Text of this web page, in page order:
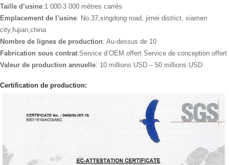
Taille d’usine:1 000-3 000 mètres carrés
Emplacement de l’usine: No.37,xingdong road, jimei district, xiamen
city,fujian,china
Nombre de lignes de production: Au-dessus de 10
Fabrication sous contrat:Service d’OEM offert Service de conception offert
Valeur de production annuelle: 10 millions USD – 50 millions USD